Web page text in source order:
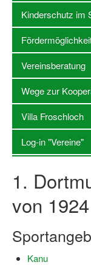
Kinderschutz
Wege zur
Villa
Log-in
SSB
Kinderschutz im
Vereinsberatung
Wege zur
Villa Froschloch
Log-in "Vereine"
1.
von
Kanu